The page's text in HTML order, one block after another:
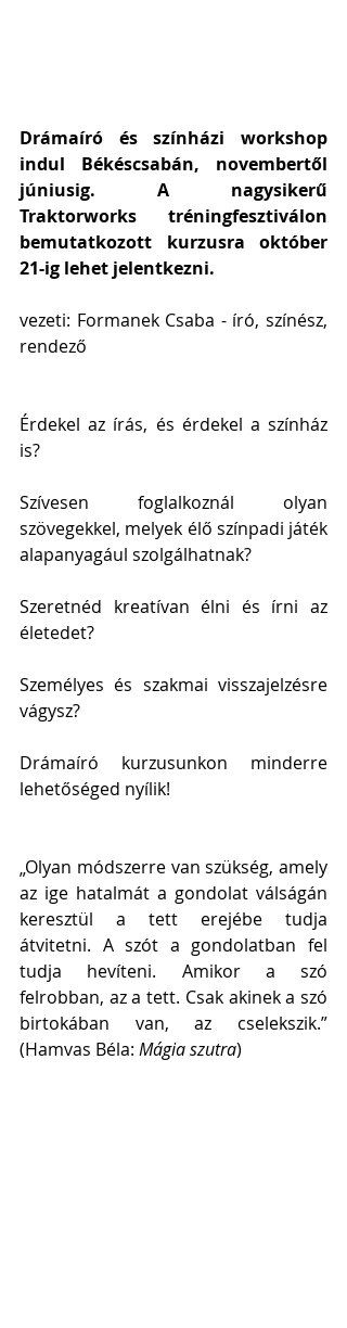
Drámaíró és színházi workshop
indul Békéscsabán, novembertől
júniusig. A nagysikerű
Traktorworks tréningfesztiválon
bemutatkozott kurzusra október
21-ig lehet jelentkezni.
vezeti: Formanek Csaba - író, színész,
rendező
Érdekel az írás, és érdekel a színház
is?
Szívesen foglalkoznál olyan
szövegekkel, melyek élő színpadi játék
alapanyagául szolgálhatnak?
Szeretnéd kreatívan élni és írni az
életedet?
Személyes és szakmai visszajelzésre
vágysz?
Drámaíró kurzusunkon minderre
lehetőséged nyílik!
„Olyan módszerre van szükség, amely
az ige hatalmát a gondolat válságán
keresztül a tett erejébe tudja
átvitetni. A szót a gondolatban fel
tudja hevíteni. Amikor a szó
felrobban, az a tett. Csak akinek a szó
birtokában van, az cselekszik.”
(Hamvas Béla: Mágia szutra)